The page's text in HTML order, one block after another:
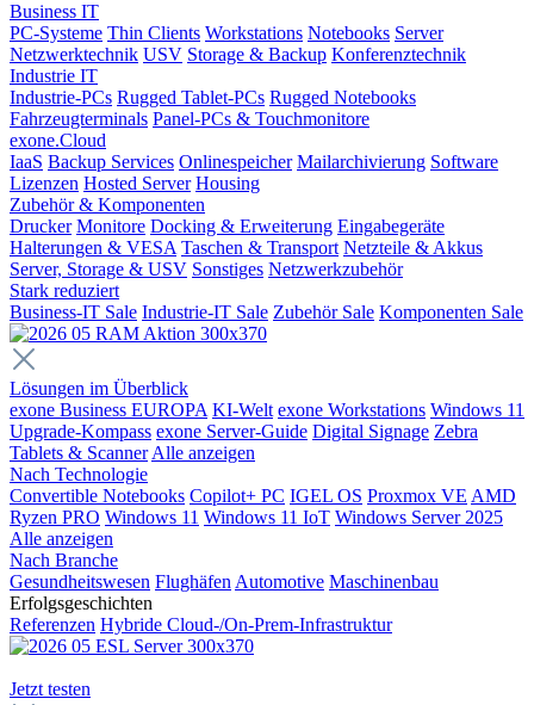
Business IT
PC-Systeme Thin Clients Workstations Notebooks Server
Netzwerktechnik USV Storage & Backup Konferenztechnik
Industrie IT
Industrie-PCs Rugged Tablet-PCs Rugged Notebooks
Fahrzeugterminals Panel-PCs & Touchmonitore
exone.Cloud
IaaS Backup Services Onlinespeicher Mailarchivierung Software
Lizenzen Hosted Server Housing
Zubehör & Komponenten
Drucker Monitore Docking & Erweiterung Eingabegeräte
Halterungen & VESA Taschen & Transport Netzteile & Akkus
Server, Storage & USV Sonstiges Netzwerkzubehör
Stark reduziert
Business-IT Sale Industrie-IT Sale Zubehör Sale Komponenten Sale
Lösungen im Überblick
exone Business EUROPA KI-Welt exone Workstations Windows 11
Upgrade-Kompass exone Server-Guide Digital Signage Zebra
Tablets & Scanner Alle anzeigen
Nach Technologie
Convertible Notebooks Copilot+ PC IGEL OS Proxmox VE AMD
Ryzen PRO Windows 11 Windows 11 IoT Windows Server 2025
Alle anzeigen
Nach Branche
Gesundheitswesen Flughäfen Automotive Maschinenbau
Erfolgsgeschichten
Referenzen Hybride Cloud-/On-Prem-Infrastruktur
Jetzt testen